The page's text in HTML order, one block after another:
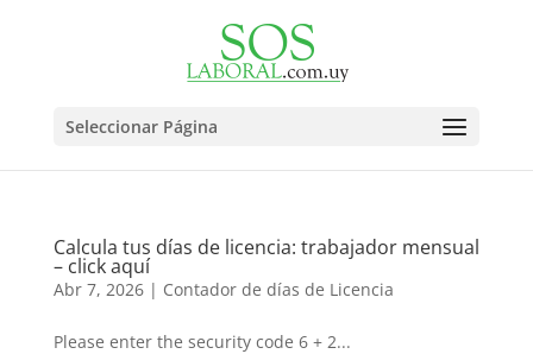
Seleccionar Página
Calcula tus días de licencia: trabajador mensual
– click aquí
Abr 7, 2026| Contador de días de Licencia
Please enter the security code 6 + 2...